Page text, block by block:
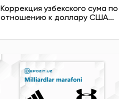
Коррекция узбекского сума по
отношению к доллару США...